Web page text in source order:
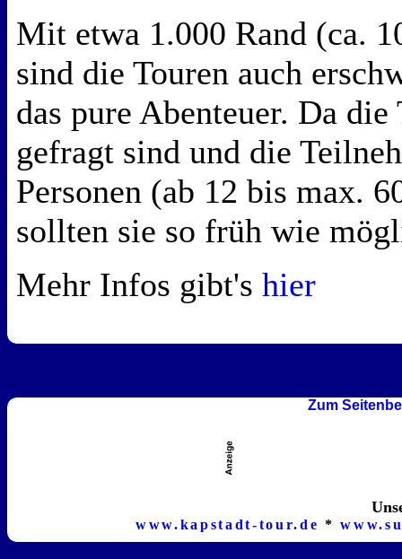
Mit etwa 1.000 Rand (ca.
sind die Touren auch
das pure Abenteuer. Da die
gefragt sind und die
Personen (ab 12 bis max.
sollten sie so früh wie
Mehr Infos gibt's hier
Zum
www.kapstadt-tour.de *